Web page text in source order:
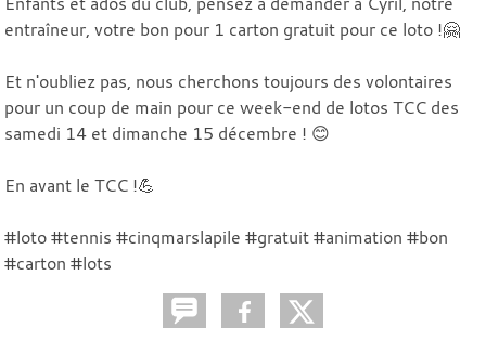
entraîneur, votre bon pour 1 carton gratuit pour ce loto !🤗
Et n'oubliez pas, nous cherchons toujours des volontaires
pour un coup de main pour ce week-end de lotos TCC des
samedi 14 et dimanche 15 décembre ! 😊
En avant le TCC !💪
#loto #tennis #cinqmarslapile #gratuit #animation #bon
#carton #lots